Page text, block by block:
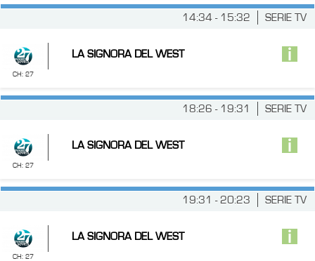
SERIE TV
14:34 - 15:32
CH: 27
LA SIGNORA DEL WEST
SERIE TV
18:26 - 19:31
CH: 27
LA SIGNORA DEL WEST
SERIE TV
19:31 - 20:23
CH: 27
LA SIGNORA DEL WEST